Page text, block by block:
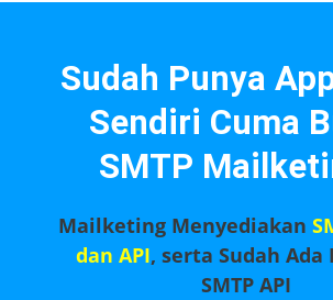
Sudah Punya
Sendiri Cuma
SMTP
Mailketing Menyediakan
dan API, serta Sudah
SMTP API